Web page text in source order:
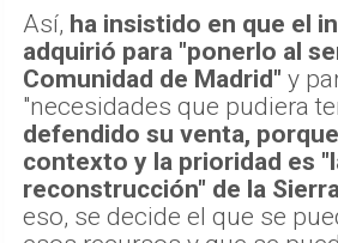
Así, ha insistido en que el
adquirió para "ponerlo al
Comunidad de Madrid" y
"necesidades que pudiera
defendido su venta,
contexto y la prioridad es
reconstrucción" de la
eso, se decide el que se